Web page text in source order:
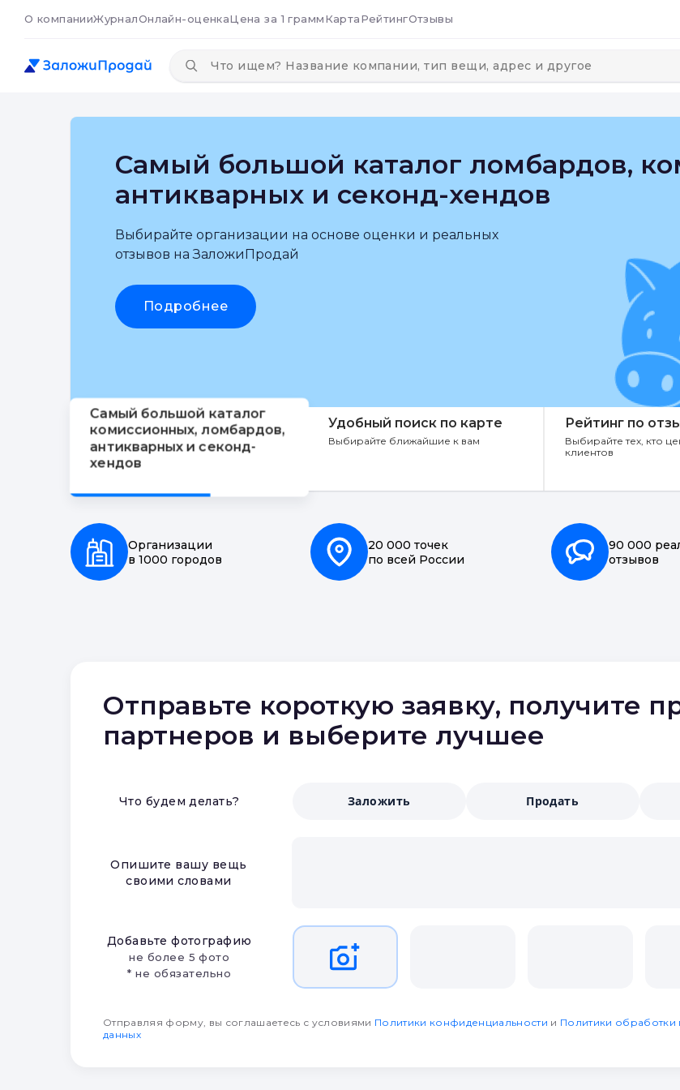
О компанииЖурналОнлайн-оценкаЦена за 1 граммКартаРейтингОтзывы
Самый большой каталог ломбардов,
антикварных и секонд-хендов
Выбирайте организации на основе оценки и реальных
отзывов на ЗаложиПродай
Подробнее
Самый большой каталог
комиссионных, ломбардов,
антикварных и секонд-
хендов
Удобный поиск по карте
Выбирайте ближайшие к вам
Рейтинг по
Выбирайте тех, кто
клиентов
Организации
в 1000 городов
20 000 точек
по всей России
90 000
отзывов
Отправьте короткую заявку, получите
партнеров и выберите лучшее
Что будем делать? Заложить Продать
Опишите вашу вещь
своими словами
Добавьте фотографию
не более 5 фото
* не обязательно
Отправляя форму, вы соглашаетесь с условиями Политики конфиденциальности и Политики обработки
данных